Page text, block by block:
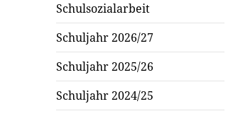
Schulsozialarbeit
Schuljahr 2026/27
Schuljahr 2025/26
Schuljahr 2024/25